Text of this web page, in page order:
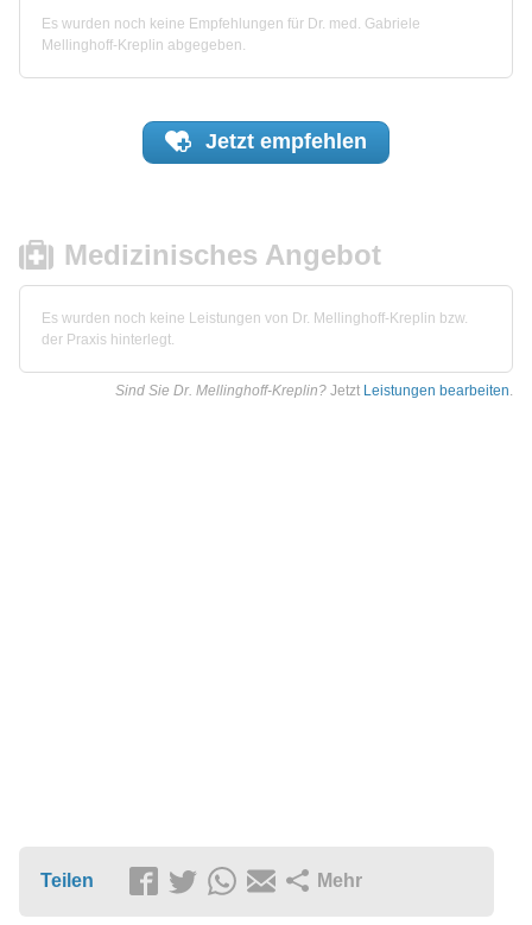
Es wurden noch keine Empfehlungen für Dr. med. Gabriele
Mellinghoff-Kreplin abgegeben.
Jetzt empfehlen
Medizinisches Angebot
Es wurden noch keine Leistungen von Dr. Mellinghoff-Kreplin bzw.
der Praxis hinterlegt.
Sind Sie Dr. Mellinghoff-Kreplin? Jetzt Leistungen bearbeiten.
Teilen Mehr